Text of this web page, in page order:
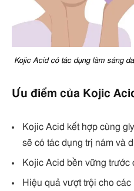
Kojic Acid có tác dụng làm sáng
Ưu điểm của Kojic
Kojic Acid kết hợp cùng
sẽ có tác dụng trị nám và
Kojic Acid bền vững trước
Hiệu quả vượt trội cho